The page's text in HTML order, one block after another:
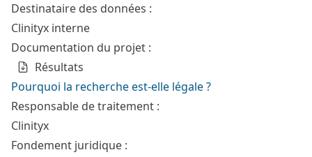
Destinataire des données :
Clinityx interne
Documentation du projet :
Résultats
Pourquoi la recherche est-elle légale ?
Responsable de traitement :
Clinityx
Fondement juridique :